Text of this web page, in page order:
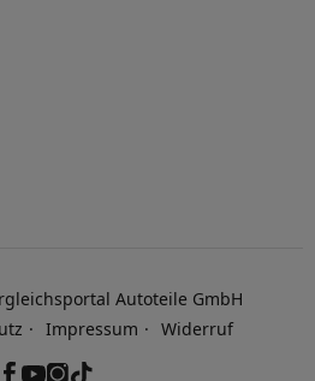
Autoteile GmbH
Impressum Widerruf